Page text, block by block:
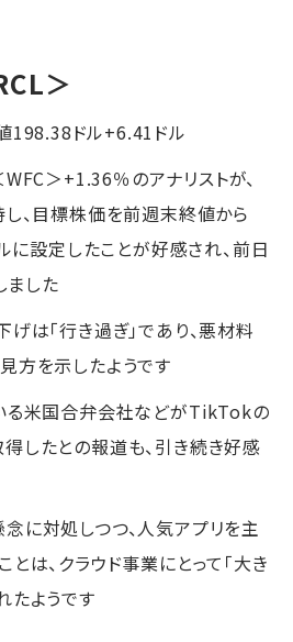
＞
ドル+6.41ドル
WFC＞+1.36％のアナリストが、
し、目標株価を前週末終値から
設定したことが好感され、前日
した
は「行き過ぎ」であり、悪材料
方を示したようです
る米国合弁会社などがTikTokの
したとの報道も、引き続き好感
に対処しつつ、人気アプリを主
は、クラウド事業にとって「大き
たようです